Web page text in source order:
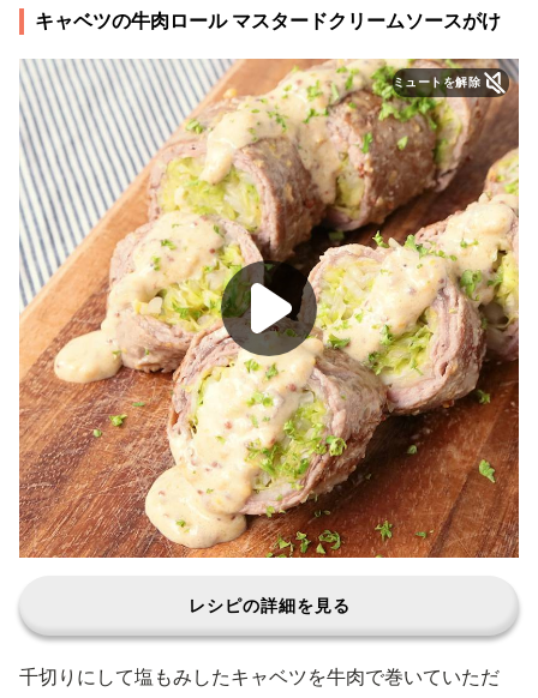
キャベツの牛肉ロール マスタードクリームソースがけ
ミュートを解除
レシピの詳細を見る
千切りにして塩もみしたキャベツを牛肉で巻いていただ